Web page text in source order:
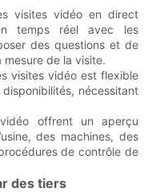
visites vidéo en direct
temps réel avec les
des questions et de
de la visite.
visites vidéo est flexible
nécessitant
offrent un aperçu
des machines, des
de contrôle de
des tiers